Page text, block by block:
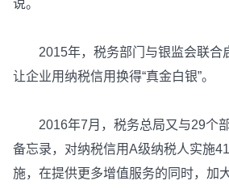
说。
2015年，税务部门与银监会联合启
让企业用纳税信用换得“真金白银”。
2016年7月，税务总局又与29个
备忘录，对纳税信用A级纳税人实施
施，在提供更多增值服务的同时，加